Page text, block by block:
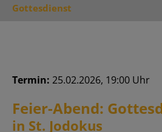
Gottesdienst
Termin: 25.02.2026, 19:00 Uhr
Feier-Abend:
in St. Jodokus